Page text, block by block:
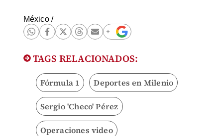
México/
TAGS RELACIONADOS:
Fórmula 1 Deportes en Milenio
Sergio 'Checo' Pérez
Operaciones video